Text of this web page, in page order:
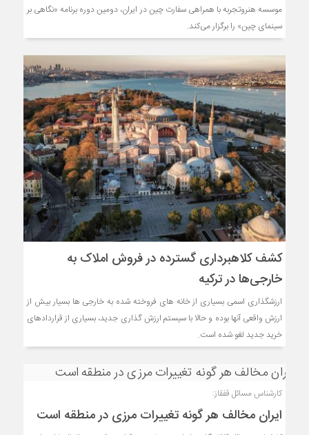
موسسه هنروتجربه با همراهی سفارت چین در ایران، دومین دوره برنامه «نگاهی بر
سینمای چین» را برگزار می‌کند.
کشف کلاهبرداری گسترده در فروش املاک به
خارجی‌ها در ترکیه
ارزشگذاری اسمی بسیاری از خانه های فروخته شده به خارجی ها بسیار بیش از
ارزش واقعی آنها بوده و حالا با سیستم ارزش گذاری جدید، بسیاری از قراردادهای
خرید جدید لغو شده است.
کارشناس مسائل قفقاز:
ایران مخالف هر گونه تغییرات مرزی در منطقه است